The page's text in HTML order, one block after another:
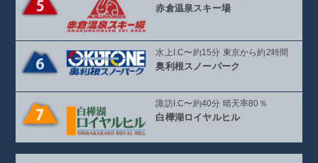
赤倉温泉スキー場
水上I.C〜約15分 東京から約2時間
奥利根スノーパーク
諏訪I.C〜約40分 晴天率80％
白樺湖ロイヤルヒル